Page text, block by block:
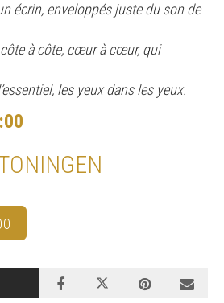
écrin, enveloppés juste du son de
à côte, cœur à cœur, qui
les yeux dans les yeux.